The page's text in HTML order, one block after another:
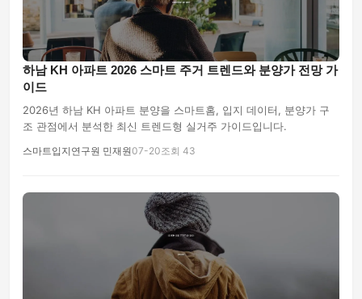
하남 KH 아파트 2026 스마트 주거 트렌드와 분양가 전망 가
이드
2026년 하남 KH 아파트 분양을 스마트홈, 입지 데이터, 분양가 구
조 관점에서 분석한 최신 트렌드형 실거주 가이드입니다.
스마트입지연구원 민재원07-20조회 43